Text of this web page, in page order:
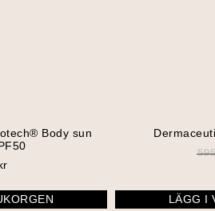
Body sun
kr
LÄGG I